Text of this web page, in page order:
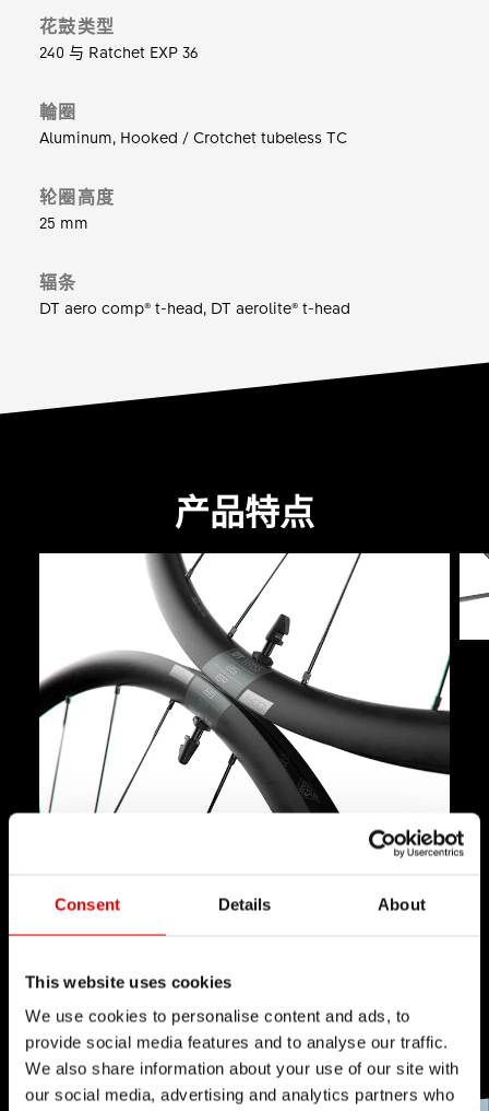
Consent Details About
This website uses cookies
We use cookies to personalise content and ads, to
provide social media features and to analyse our traffic.
We also share information about your use of our site with
our social media, advertising and analytics partners who
骑得更远。
花鼓类型
240 与 Ratchet EXP 36
輪圈
Aluminum, Hooked / Crotchet tubeless TC
轮圈高度
25 mm
辐条
DT aero comp® t-head, DT aerolite® t-head
产品特点
22 mm 的内宽使骑行更加舒适，归功于对于宽胎的支持，使
您能够以较低的胎压骑行。